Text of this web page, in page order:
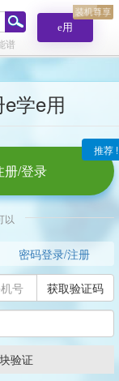
e用
谱
学e用
推荐 !
册/登录
以
密码登录/注册
获取验证码
验证